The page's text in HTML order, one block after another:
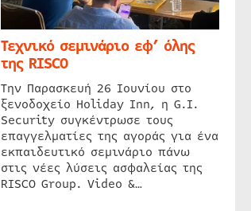
Τεχνικό σεμινάριο εφ’ όλης
της RISCO
Την Παρασκευή 26 Ιουνίου στο
ξενοδοχείο Holiday Inn, η G.I.
Security συγκέντρωσε τους
επαγγελματίες της αγοράς για ένα
εκπαιδευτικό σεμινάριο πάνω
στις νέες λύσεις ασφαλείας της
RISCO Group. Video &…